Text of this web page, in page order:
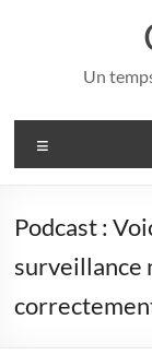
Un
Podcast :
surveillance